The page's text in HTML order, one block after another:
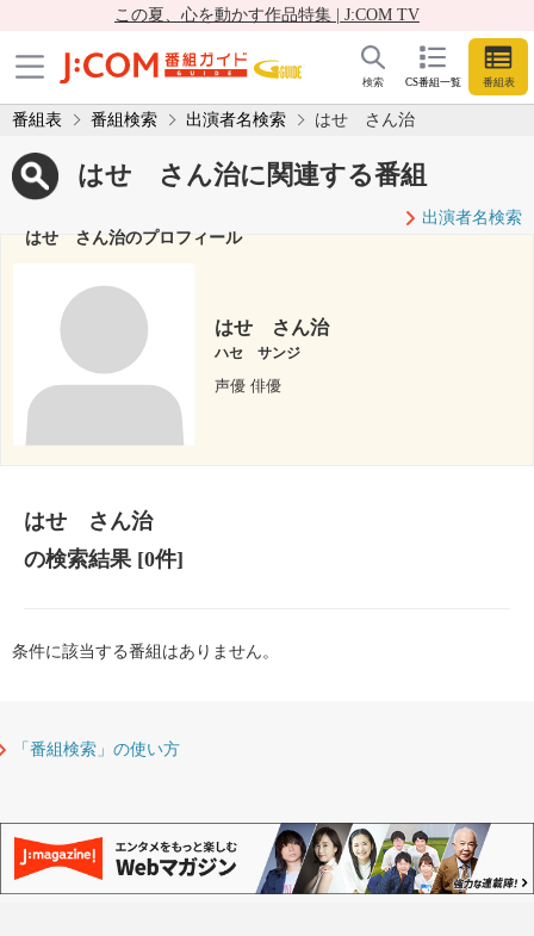
この夏、心を動かす作品特集 | J:COM TV
CS番組一覧 番組表
検索
番組表 番組検索 出演者名検索 はせ さん治
はせ さん治に関連する番組
出演者名検索
はせ さん治のプロフィール
はせ さん治
ハセ サンジ
声優 俳優
はせ さん治
の検索結果[0件]
条件に該当する番組はありません。
「番組検索」の使い方